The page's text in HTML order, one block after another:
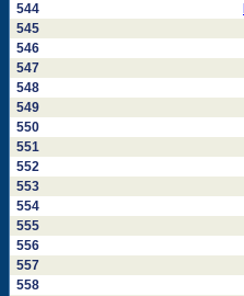
544
545
546
547
548
549
550
551
552
553
554
555
556
557
558